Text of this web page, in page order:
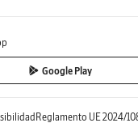
Google Play
Reglamento UE 2024/